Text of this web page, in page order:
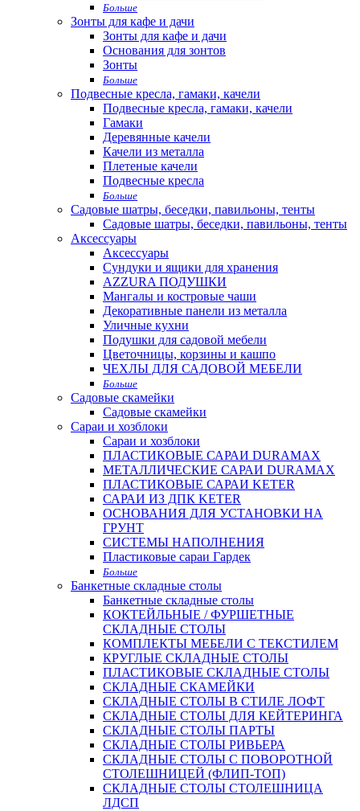
Больше
Зонты для кафе и дачи
Зонты для кафе и дачи
Основания для зонтов
Зонты
Больше
Подвесные кресла, гамаки, качели
Подвесные кресла, гамаки, качели
Гамаки
Деревянные качели
Качели из металла
Плетеные качели
Подвесные кресла
Больше
Садовые шатры, беседки, павильоны, тенты
Садовые шатры, беседки, павильоны, тенты
Аксессуары
Аксессуары
Сундуки и ящики для хранения
AZZURA ПОДУШКИ
Мангалы и костровые чаши
Декоративные панели из металла
Уличные кухни
Подушки для садовой мебели
Цветочницы, корзины и кашпо
ЧЕХЛЫ ДЛЯ САДОВОЙ МЕБЕЛИ
Больше
Садовые скамейки
Садовые скамейки
Сараи и хозблоки
Сараи и хозблоки
ПЛАСТИКОВЫЕ САРАИ DURAMAX
МЕТАЛЛИЧЕСКИЕ САРАИ DURAMAX
ПЛАСТИКОВЫЕ САРАИ KETER
САРАИ ИЗ ДПК KETER
ОСНОВАНИЯ ДЛЯ УСТАНОВКИ НА
ГРУНТ
СИСТЕМЫ НАПОЛНЕНИЯ
Пластиковые сараи Гардек
Больше
Банкетные складные столы
Банкетные складные столы
КОКТЕЙЛЬНЫЕ / ФУРШЕТНЫЕ
СКЛАДНЫЕ СТОЛЫ
КОМПЛЕКТЫ МЕБЕЛИ С ТЕКСТИЛЕМ
КРУГЛЫЕ СКЛАДНЫЕ СТОЛЫ
ПЛАСТИКОВЫЕ СКЛАДНЫЕ СТОЛЫ
СКЛАДНЫЕ СКАМЕЙКИ
СКЛАДНЫЕ СТОЛЫ В СТИЛЕ ЛОФТ
СКЛАДНЫЕ СТОЛЫ ДЛЯ КЕЙТЕРИНГА
СКЛАДНЫЕ СТОЛЫ ПАРТЫ
СКЛАДНЫЕ СТОЛЫ РИВЬЕРА
СКЛАДНЫЕ СТОЛЫ С ПОВОРОТНОЙ
СТОЛЕШНИЦЕЙ (ФЛИП-ТОП)
СКЛАДНЫЕ СТОЛЫ СТОЛЕШНИЦА
ЛДСП